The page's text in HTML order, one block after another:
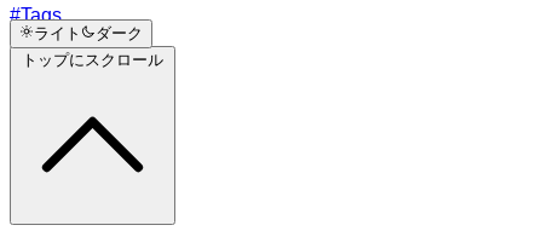
ライト ダーク
#Tags
トップにスクロール